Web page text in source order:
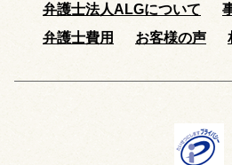
弁護士法人ALGについて
弁護士費用
お客様の声